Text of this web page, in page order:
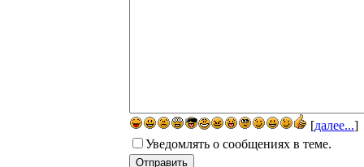
[далее...]
Уведомлять о сообщениях в теме.